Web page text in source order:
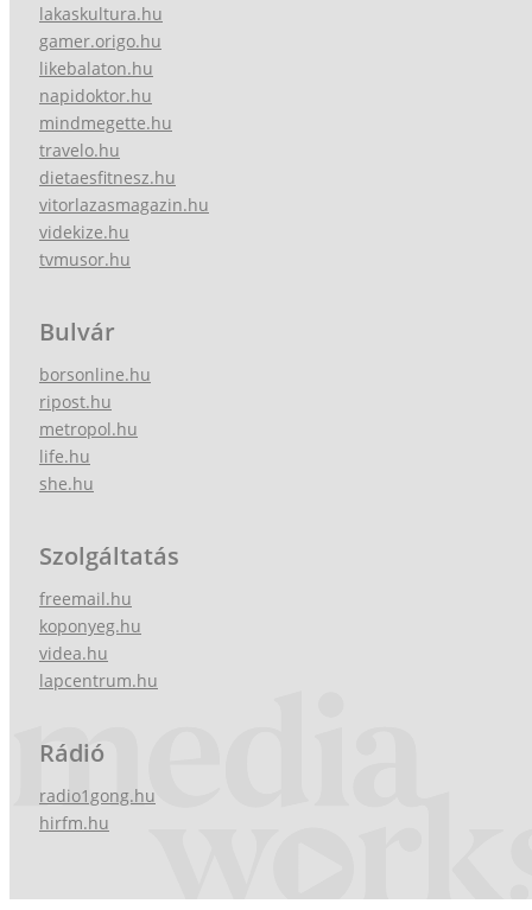
lakaskultura.hu
gamer.origo.hu
likebalaton.hu
napidoktor.hu
mindmegette.hu
travelo.hu
dietaesfitnesz.hu
vitorlazasmagazin.hu
videkize.hu
tvmusor.hu
Bulvár
borsonline.hu
ripost.hu
metropol.hu
life.hu
she.hu
Szolgáltatás
freemail.hu
koponyeg.hu
videa.hu
lapcentrum.hu
Rádió
radio1gong.hu
hirfm.hu